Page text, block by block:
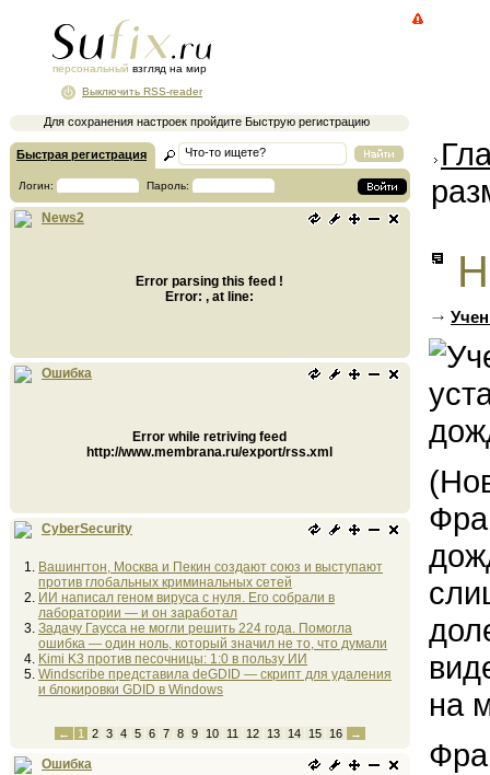
персональный взгляд на мир
Для сохранения настроек пройдите Быструю регистрацию
Выключить RSS-reader
Быстрая регистрация
Логин: Пароль:
News2
Error parsing this feed !
Error: , at line:
Ошибка
Error while retriving feed
http://www.membrana.ru/export/rss.xml
CyberSecurity
Вашингтон, Москва и Пекин создают союз и выступают
против глобальных криминальных сетей
ИИ написал геном вируса с нуля. Его собрали в
лаборатории — и он заработал
Задачу Гаусса не могли решить 224 года. Помогла
ошибка — один ноль, который значил не то, что думали
Kimi K3 против песочницы: 1:0 в пользу ИИ
Windscribe представила deGDID — скрипт для удаления
и блокировки GDID в Windows
← 1 2 3 4 5 6 7 8 9 10 11 12 13 14 15 16 →
Ошибка
на